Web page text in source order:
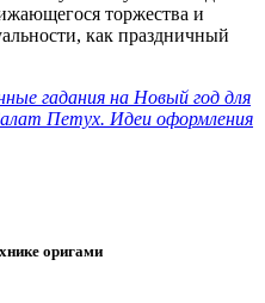
торжества и
как праздничный
гадания на Новый год для
Петух. Идеи оформления
оригами